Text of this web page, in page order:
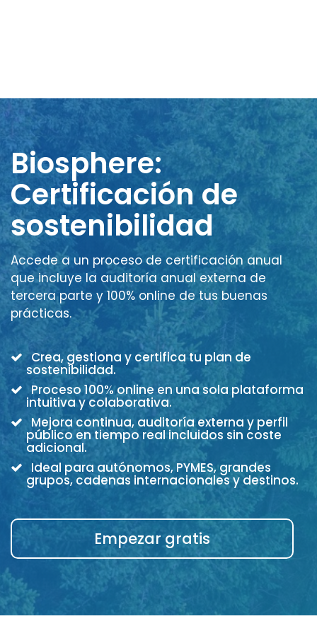
Biosphere:
Certificación de
sostenibilidad
Accede a un proceso de certificación anual
que incluye la auditoría anual externa de
tercera parte y 100% online de tus buenas
prácticas.
Crea, gestiona y certifica tu plan de
sostenibilidad.
Proceso 100% online en una sola plataforma
intuitiva y colaborativa.
Mejora continua, auditoría externa y perfil
público en tiempo real incluidos sin coste
adicional.
Ideal para autónomos, PYMES, grandes
grupos, cadenas internacionales y destinos.
Empezar gratis